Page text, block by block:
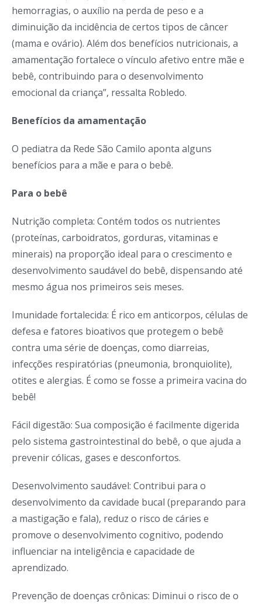
hemorragias, o auxílio na perda de peso e a
diminuição da incidência de certos tipos de câncer
(mama e ovário). Além dos benefícios nutricionais, a
amamentação fortalece o vínculo afetivo entre mãe e
bebê, contribuindo para o desenvolvimento
emocional da criança”, ressalta Robledo.
Benefícios da amamentação
O pediatra da Rede São Camilo aponta alguns
benefícios para a mãe e para o bebê.
Para o bebê
Nutrição completa: Contém todos os nutrientes
(proteínas, carboidratos, gorduras, vitaminas e
minerais) na proporção ideal para o crescimento e
desenvolvimento saudável do bebê, dispensando até
mesmo água nos primeiros seis meses.
Imunidade fortalecida: É rico em anticorpos, células de
defesa e fatores bioativos que protegem o bebê
contra uma série de doenças, como diarreias,
infecções respiratórias (pneumonia, bronquiolite),
otites e alergias. É como se fosse a primeira vacina do
bebê!
Fácil digestão: Sua composição é facilmente digerida
pelo sistema gastrointestinal do bebê, o que ajuda a
prevenir cólicas, gases e desconfortos.
Desenvolvimento saudável: Contribui para o
desenvolvimento da cavidade bucal (preparando para
a mastigação e fala), reduz o risco de cáries e
promove o desenvolvimento cognitivo, podendo
influenciar na inteligência e capacidade de
aprendizado.
Prevenção de doenças crônicas: Diminui o risco de o